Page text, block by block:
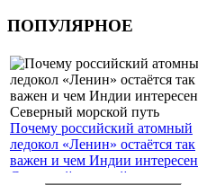
ПОПУЛЯРНОЕ
Почему российский атомный
ледокол «Ленин» остаётся так
важен и чем Индии интересен
Северный морской путь